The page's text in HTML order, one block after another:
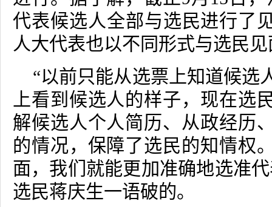
代表候选人全部与选民进行了
人大代表也以不同形式与选民
“以前只能从选票上知道候选
上看到候选人的样子，现在选
解候选人个人简历、从政经历
的情况，保障了选民的知情权
面，我们就能更加准确地选准
选民蒋庆生一语破的。